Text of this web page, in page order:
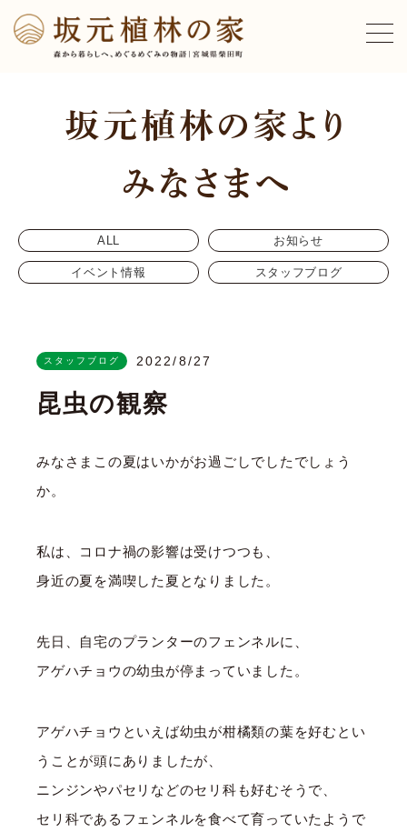
ALL お知らせ
イベント情報 スタッフブログ
スタッフブログ 2022/8/27
昆虫の観察
みなさまこの夏はいかがお過ごしでしたでしょう
か。
私は、コロナ禍の影響は受けつつも、
身近の夏を満喫した夏となりました。
先日、自宅のプランターのフェンネルに、
アゲハチョウの幼虫が停まっていました。
アゲハチョウといえば幼虫が柑橘類の葉を好むとい
うことが頭にありましたが、
ニンジンやパセリなどのセリ科も好むそうで、
セリ科であるフェンネルを食べて育っていたようで